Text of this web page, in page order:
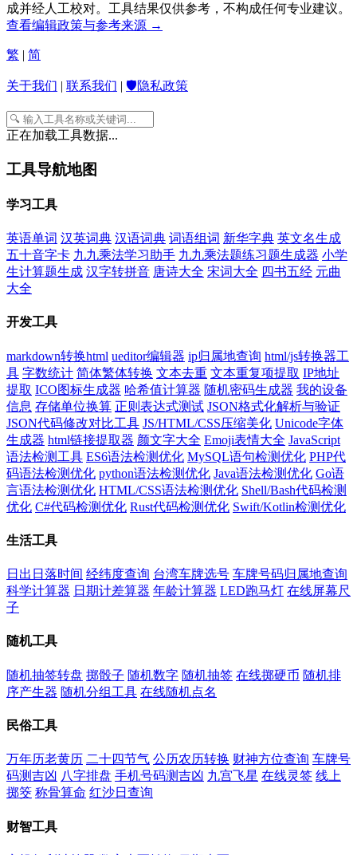
成并经人工校对。工具结果仅供参考，不构成任何专业建议。
查看编辑政策与参考来源 →
繁 | 简
关于我们 | 联系我们 | 🛡️隐私政策
正在加载工具数据...
工具导航地图
学习工具
英语单词 汉英词典 汉语词典 词语组词 新华字典 英文名生成
五十音字卡 九九乘法学习助手 九九乘法题练习题生成器 小学
生计算题生成 汉字转拼音 唐诗大全 宋词大全 四书五经 元曲
大全
开发工具
markdown转换html ueditor编辑器 ip归属地查询 html/js转换器工
具 字数统计 简体繁体转换 文本去重 文本重复项提取 IP地址
提取 ICO图标生成器 哈希值计算器 随机密码生成器 我的设备
信息 存储单位换算 正则表达式测试 JSON格式化解析与验证
JSON代码修改对比工具 JS/HTML/CSS压缩美化 Unicode字体
生成器 html链接提取器 颜文字大全 Emoji表情大全 JavaScript
语法检测工具 ES6语法检测优化 MySQL语句检测优化 PHP代
码语法检测优化 python语法检测优化 Java语法检测优化 Go语
言语法检测优化 HTML/CSS语法检测优化 Shell/Bash代码检测
优化 C#代码检测优化 Rust代码检测优化 Swift/Kotlin检测优化
生活工具
日出日落时间 经纬度查询 台湾车牌选号 车牌号码归属地查询
科学计算器 日期计差算器 年龄计算器 LED跑马灯 在线屏幕尺
子
随机工具
随机抽签转盘 掷骰子 随机数字 随机抽签 在线掷硬币 随机排
序产生器 随机分组工具 在线随机点名
民俗工具
万年历老黄历 二十四节气 公历农历转换 财神方位查询 车牌号
码测吉凶 八字排盘 手机号码测吉凶 九宫飞星 在线灵签 线上
掷筊 称骨算命 红沙日查询
财智工具